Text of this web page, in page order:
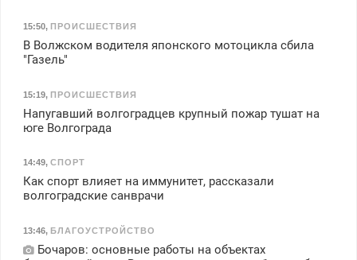
15:50, ПРОИСШЕСТВИЯ
В Волжском водителя японского мотоцикла сбила
"Газель"
15:19, ПРОИСШЕСТВИЯ
Напугавший волгоградцев крупный пожар тушат на
юге Волгограда
14:49, СПОРТ
Как спорт влияет на иммунитет, рассказали
волгоградские санврачи
13:46, БЛАГОУСТРОЙСТВО
Бочаров: основные работы на объектах